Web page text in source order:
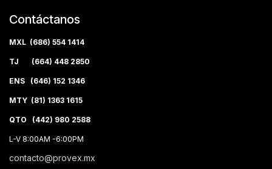
Contáctanos
MXL (686) 554 1414
TJ (664) 448 2850
ENS (646) 152 1346
MTY (81) 1363 1615
QTO (442) 980 2588
L-V 8:00AM -6:00PM
contacto@provex.mx